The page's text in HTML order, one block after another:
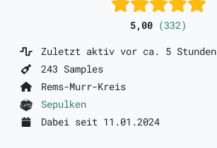
5,00 (332)
Zuletzt aktiv vor ca. 5 Stunden
243 Samples
Rems-Murr-Kreis
Sepulken
Dabei seit 11.01.2024